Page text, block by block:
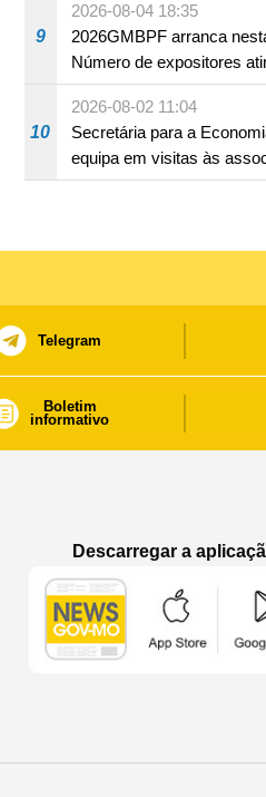
9
2026-08-04 18:35
2026GMBPF arranca
Número de expositores
18 anos
10
2026-08-02 11:04
Secretária para a
equipa em visitas às
consolidar consensos e
Telegram
Boletim
informativo
Descarregar a